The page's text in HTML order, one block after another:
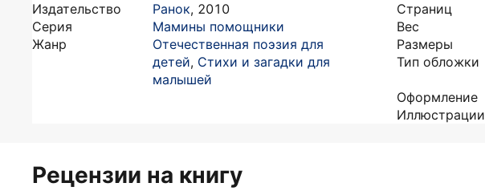
Издательство
Ранок, 2010
Серия
Мамины помощники
Жанр
Отечественная поэзия для
детей, Стихи и загадки для
малышей
Страниц
Вес
Размеры
Тип обложки
Оформление
Иллюстрации
Рецензии на книгу